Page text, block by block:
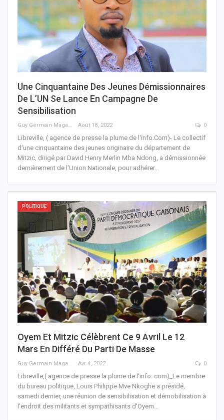
Une Cinquantaine Des Jeunes Démissionnaires
De L’UN Se Lance En Campagne De
Sensibilisation
Guy Germain Maganga Nziengui Août 18, 2022 0
Libreville, ( agence de presse la plume de l'info.Com)- Le collectif
d'une cinquantaine des jeunes originaire du département de
Mitzic, dirigé par David Henry Merlin Mba Ndong, a démissionnée
dernièrement de l'Union Nationale, pour adhérer…
POLITIQUE
Oyem Et Mitzic Célèbrent Ce 9 Avril Le 12
Mars En Différé Du Parti De Masse
Guy Germain Maganga Nziengui Avr 4, 2022 0
Libreville,( agence de presse la plume de l'info. com)_Le membre
du bureau politique, Louis Philippe Mve Nkoghe a présidé,
samedi dernier, une réunion de sensibilisation et démobilisation à
l'endroit des militants et sympathisants d'Oyem